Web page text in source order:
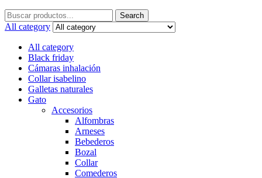
Search
for:
Search
All category
All category
Black friday
Cámaras inhalación
Collar isabelino
Galletas naturales
Gato
Accesorios
Alfombras
Arneses
Bebederos
Bozal
Collar
Comederos